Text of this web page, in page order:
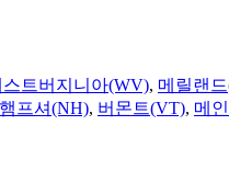
스트버지니아(WV), 메릴랜
프셔(NH), 버몬트(VT), 메